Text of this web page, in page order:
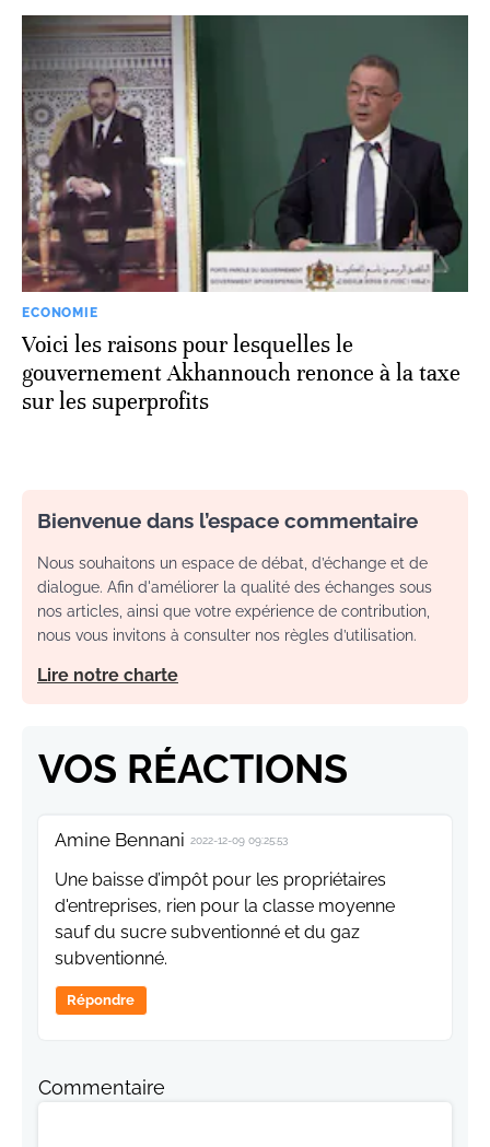
ECONOMIE
Voici les raisons pour lesquelles le
gouvernement Akhannouch renonce à la taxe
sur les superprofits
Bienvenue dans l’espace commentaire
Nous souhaitons un espace de débat, d’échange et de
dialogue. Afin d'améliorer la qualité des échanges sous
nos articles, ainsi que votre expérience de contribution,
nous vous invitons à consulter nos règles d’utilisation.
Lire notre charte
VOS RÉACTIONS
Amine Bennani 2022-12-09 09:25:53
Une baisse d’impôt pour les propriétaires
d'entreprises, rien pour la classe moyenne
sauf du sucre subventionné et du gaz
subventionné.
Répondre
Commentaire